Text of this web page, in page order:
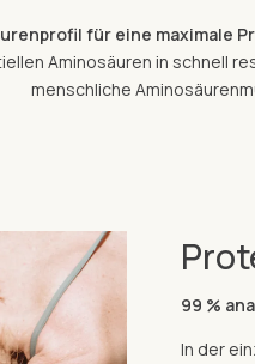
für eine maximale
Aminosäuren in schnell
menschliche
99 %
In der